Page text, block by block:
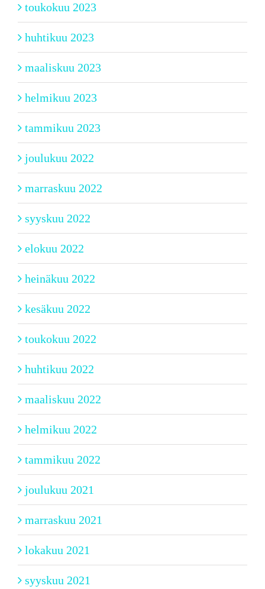
toukokuu 2023
huhtikuu 2023
maaliskuu 2023
helmikuu 2023
tammikuu 2023
joulukuu 2022
marraskuu 2022
syyskuu 2022
elokuu 2022
heinäkuu 2022
kesäkuu 2022
toukokuu 2022
huhtikuu 2022
maaliskuu 2022
helmikuu 2022
tammikuu 2022
joulukuu 2021
marraskuu 2021
lokakuu 2021
syyskuu 2021